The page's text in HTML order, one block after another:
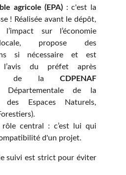
agricole (EPA) : c'est la
! Réalisée avant le dépôt,
l’impact sur l’économie
propose des
si nécessaire et est
du préfet après
de la CDPENAF
Départementale de la
des Espaces Naturels,
central : c’est lui qui
d'un projet.
suivi est strict pour éviter